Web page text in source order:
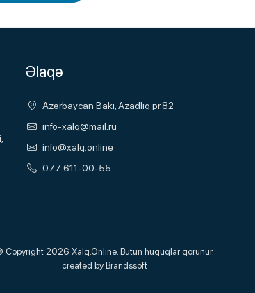
Əlaqə
Azərbaycan Bakı, Azadlıq pr.82
info-xalq@mail.ru
info@xalq.online
077 611-00-55
Copyright 2026 Xalq.Online. Bütün hüquqlar qorunur.
created by Brandssoft